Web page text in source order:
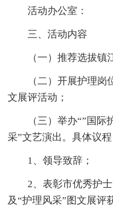
活动办公室：
三、活动内容
（一）推荐选拔镇
（二）开展护理岗
文展评活动；
（三）举办“”国
采”文艺演出。具体议程
1、领导致辞；
2、表彰市优秀护
及“护理风采”图文展评